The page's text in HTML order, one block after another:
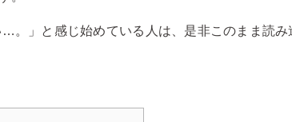
…。」と感じ始めている人は、是非このまま読み